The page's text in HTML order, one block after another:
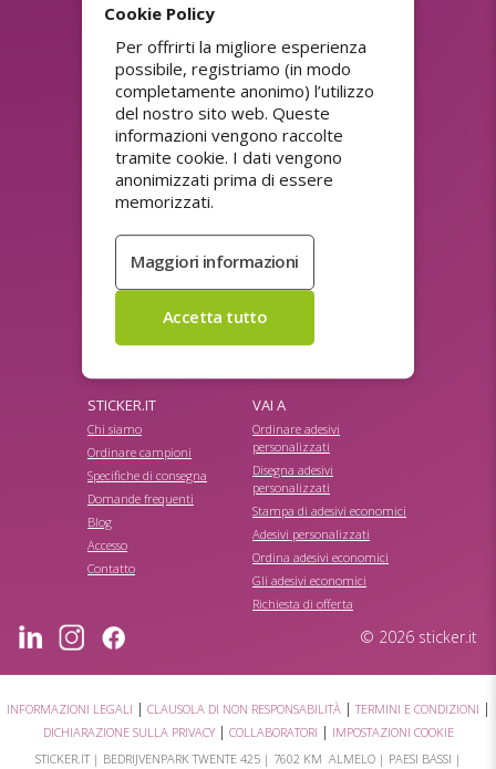
Adesivi con codici QR
Adesivi di carta
personalizzati
Adesivi di sconto
personalizzati economici
Adesivi di sicurezza
personalizzati
Adesivi Doming (rilievo 3D)
Adesivi elettrostatici
Adesivi HACCP
personalizzati
Adesivi personalizzati ad
alta aderenza
Adesivi personalizzati con
codici a barre/QR
Adesivi personalizzati
riutilizzabili
Adesivi personalizzati
ultradistruttibili
Adesivi promozionali
personalizzati
Adesivi promozionali
personalizzati
Etichette autoadesive per
nomi
Etichette per indirizzi
Etichette prezzo autoadesive
personalizzate
STICKER.IT
Chi siamo
Ordinare campioni
Specifiche di consegna
Domande frequenti
Blog
Accesso
Contatto
VAI A
Ordinare adesivi
personalizzati
Disegna adesivi
personalizzati
Stampa di adesivi economici
Adesivi personalizzati
Ordina adesivi economici
Gli adesivi economici
Richiesta di offerta
© 2026 sticker.it
INFORMAZIONI LEGALI | CLAUSOLA DI NON RESPONSABILITÀ|TERMINI E CONDIZIONI |
DICHIARAZIONE SULLA PRIVACY| COLLABORATORI | IMPOSTAZIONI COOKIE
STICKER.IT | BEDRIJVENPARK TWENTE 425| 7602 KM ALMELO| PAESI BASSI |
Cookie Policy
Per offrirti la migliore esperienza
possibile, registriamo (in modo
completamente anonimo) l’utilizzo
del nostro sito web. Queste
informazioni vengono raccolte
tramite cookie. I dati vengono
anonimizzati prima di essere
memorizzati.